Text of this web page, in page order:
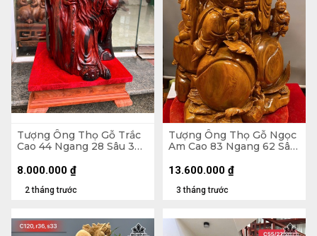
Tượng Ông Thọ Gỗ Trắc
Cao 44 Ngang 28 Sâu 30
2 tháng trước
8.000.000 ₫
Tượng Ông Thọ Gỗ Ngọc
Am Cao 83 Ngang 62 Sâu
3 tháng trước
13.600.000 ₫